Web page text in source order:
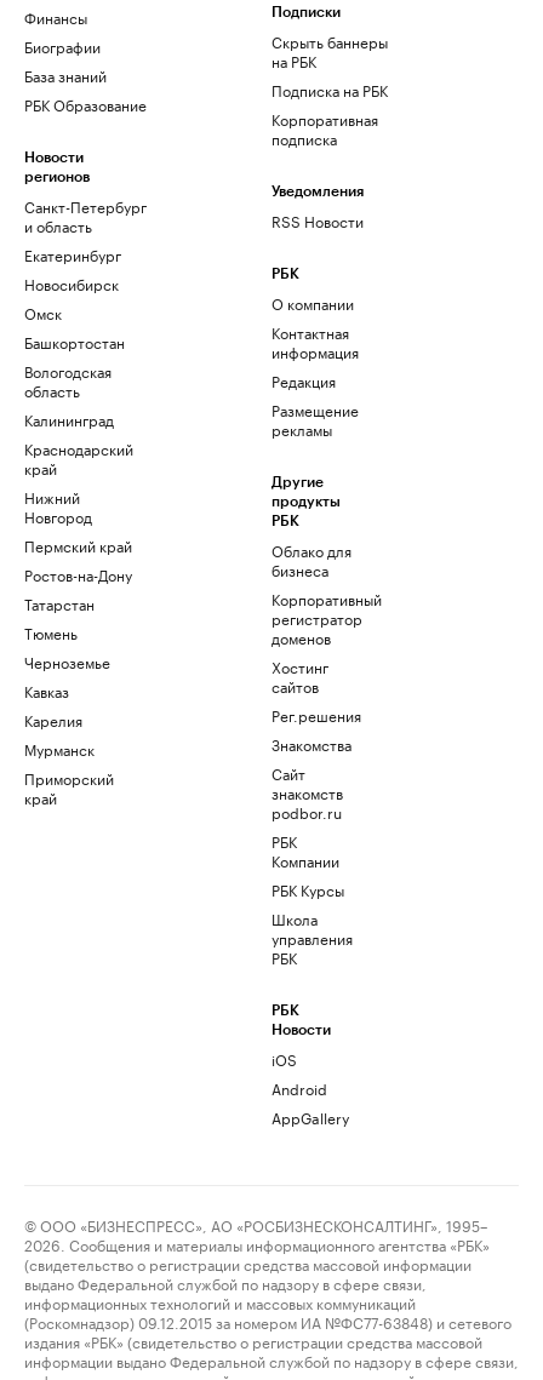
Финансы
Биографии
База знаний
РБК Образование
Новости
регионов
Санкт-Петербург
и область
Екатеринбург
Новосибирск
Омск
Башкортостан
Вологодская
область
Калининград
Краснодарский
край
Нижний
Новгород
Пермский край
Ростов-на-Дону
Татарстан
Тюмень
Черноземье
Кавказ
Карелия
Мурманск
Приморский
край
Подписки
Скрыть баннеры
на РБК
Подписка на РБК
Корпоративная
подписка
Уведомления
RSS Новости
РБК
О компании
Контактная
информация
Редакция
Размещение
рекламы
Другие
продукты
РБК
Облако для
бизнеса
Корпоративный
регистратор
доменов
Хостинг
сайтов
Рег.решения
Знакомства
Сайт
знакомств
podbor.ru
РБК
Компании
РБК Курсы
Школа
управления
РБК
РБК
Новости
iOS
Android
AppGallery
© ООО «БИЗНЕСПРЕСС», АО «РОСБИЗНЕСКОНСАЛТИНГ», 1995–
2026. Сообщения и материалы информационного агентства «РБК»
(свидетельство о регистрации средства массовой информации
выдано Федеральной службой по надзору в сфере связи,
информационных технологий и массовых коммуникаций
(Роскомнадзор) 09.12.2015 за номером ИА №ФС77-63848) и сетевого
издания «РБК» (свидетельство о регистрации средства массовой
информации выдано Федеральной службой по надзору в сфере связи,